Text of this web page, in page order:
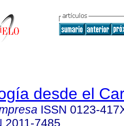
desde el
ISSN 0123-
2011-7485